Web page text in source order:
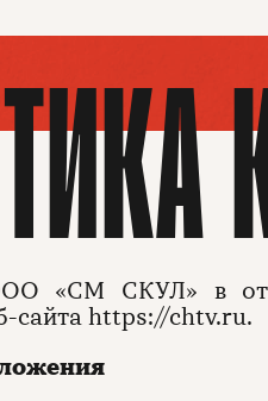
«СМ СКУЛ» в
сайта https://chtv.ru.